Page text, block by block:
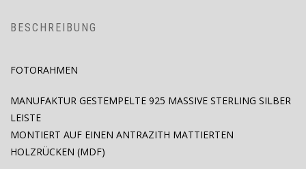
BESCHREIBUNG
FOTORAHMEN
MANUFAKTUR GESTEMPELTE 925 MASSIVE STERLING SILBER
LEISTE
MONTIERT AUF EINEN ANTRAZITH MATTIERTEN
HOLZRÜCKEN (MDF)